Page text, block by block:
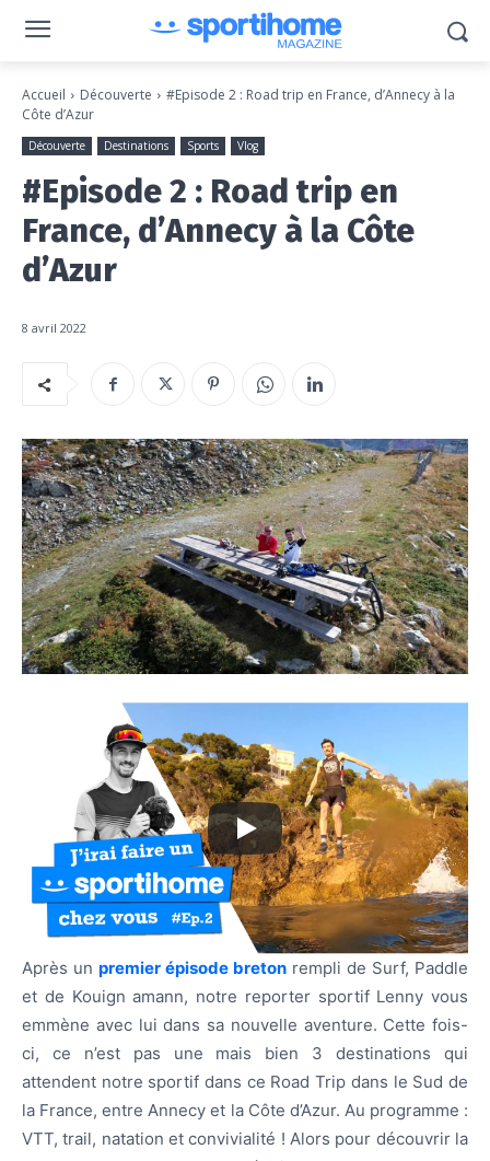
Accueil Découverte
#Episode 2 : Road trip en France, d’Annecy à la
Côte d’Azur
Découverte Destinations Sports Vlog
#Episode 2 : Road trip en
France, d’Annecy à la Côte
d’Azur
8 avril 2022
Après un premier épisode breton rempli de Surf, Paddle
et de Kouign amann, notre reporter sportif Lenny vous
emmène avec lui dans sa nouvelle aventure. Cette fois-
ci, ce n’est pas une mais bien 3 destinations qui
attendent notre sportif dans ce Road Trip dans le Sud de
la France, entre Annecy et la Côte d’Azur. Au programme :
VTT, trail, natation et convivialité ! Alors pour découvrir la